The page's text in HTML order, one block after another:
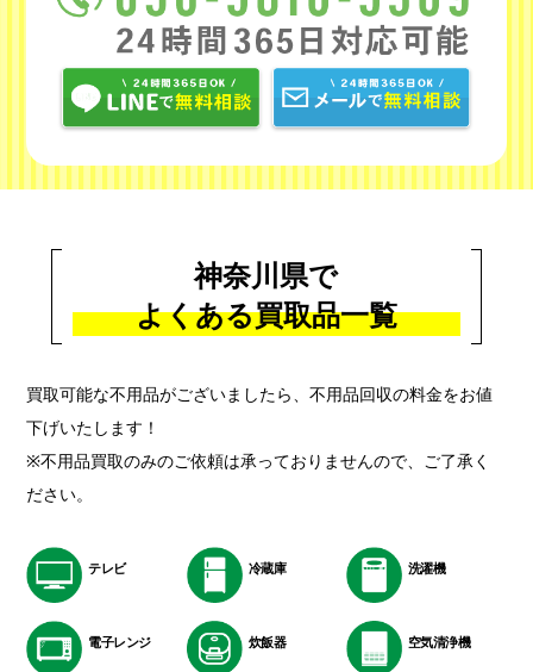
神奈川県で
よくある買取品一覧
買取可能な不用品がございましたら、不用品回収の料金をお値
下げいたします！
※不用品買取のみのご依頼は承っておりませんので、ご了承く
ださい。
テレビ 冷蔵庫 洗濯機
電子レンジ 炊飯器 空気清浄機